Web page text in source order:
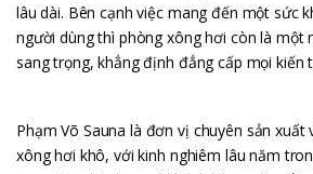
lâu dài. Bên cạnh việc mang đến một sức
người dùng thì phòng xông hơi còn là một
sang trọng, khẳng định đẳng cấp mọi kiến
Phạm Võ Sauna là đơn vị chuyên sản
xông hơi khô, với kinh nghiêm lâu năm